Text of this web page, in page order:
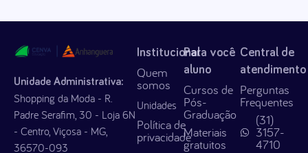
Unidade Administrativa:
Shopping da Moda - R.
Padre Serafim, 30 - Loja 6N
- Centro, Viçosa - MG,
36570-093
Institucional
Quem
somos
Unidades
Política de
privacidade
Para você
aluno
Cursos de
Pós-
Graduação
Materiais
gratuitos
Central de
atendimento
Perguntas
Frequentes
(31)
3157-
4710